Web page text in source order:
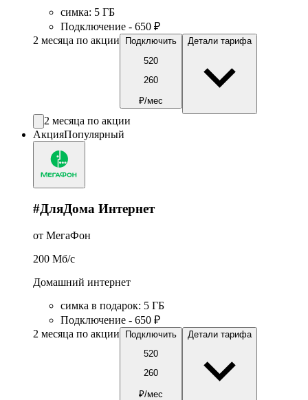
симка: 5 ГБ
Подключение - 650 ₽
2 месяца по акции
Подключить
520
260
₽/мес
Детали тарифа
2 месяца по акции
АкцияПопулярный
#ДляДома Интернет
от МегаФон
200 Мб/c
Домашний интернет
симка в подарок: 5 ГБ
Подключение - 650 ₽
2 месяца по акции
Подключить
520
260
₽/мес
Детали тарифа